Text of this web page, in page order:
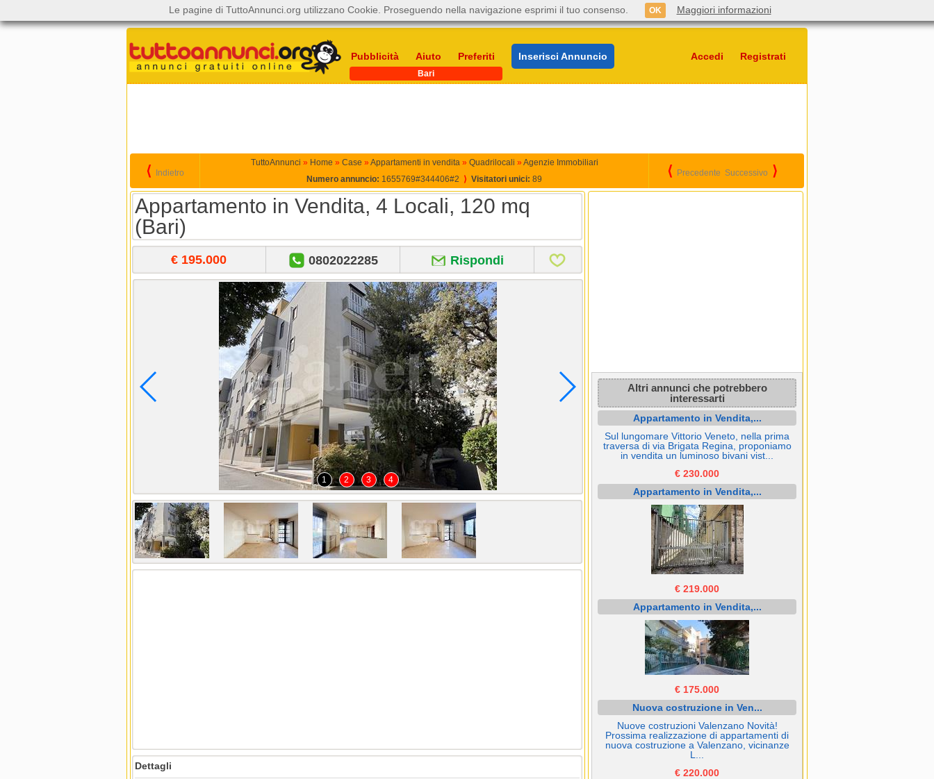
Pubblicità Aiuto Preferiti Inserisci Annuncio Accedi Registrati
Bari
⟨ Indietro
TuttoAnnunci » Home » Case » Appartamenti in vendita » Quadrilocali » Agenzie Immobiliari
Numero annuncio: 1655769#344406#2 ⟩ Visitatori unici: 89
⟨ Precedente Successivo ⟩
Appartamento in Vendita, 4 Locali, 120 mq
(Bari)
€ 195.000 0802022285 Rispondi
1 2 3 4
Dettagli
Altri annunci che potrebbero
interessarti
Appartamento in Vendita,...
Sul lungomare Vittorio Veneto, nella prima
traversa di via Brigata Regina, proponiamo
in vendita un luminoso bivani vist...
€ 230.000
Appartamento in Vendita,...
€ 219.000
Appartamento in Vendita,...
€ 175.000
Nuova costruzione in Ven...
Nuove costruzioni Valenzano Novità!
Prossima realizzazione di appartamenti di
nuova costruzione a Valenzano, vicinanze
L...
€ 220.000
Le pagine di TuttoAnnunci.org utilizzano Cookie. Proseguendo nella navigazione esprimi il tuo consenso. OK Maggiori informazioni